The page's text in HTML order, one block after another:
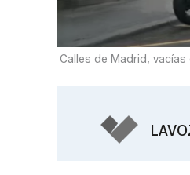
Calles de Madrid,